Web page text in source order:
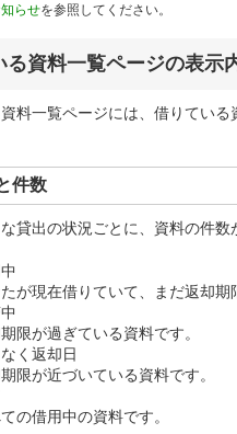
らせを参照してください。
る資料一覧ページの表示
料一覧ページには、借りてい
件数
貸出の状況ごとに、資料の件数
が現在借りていて、まだ返却期
限が過ぎている資料です。
く返却日
限が近づいている資料です。
の借用中の資料です。